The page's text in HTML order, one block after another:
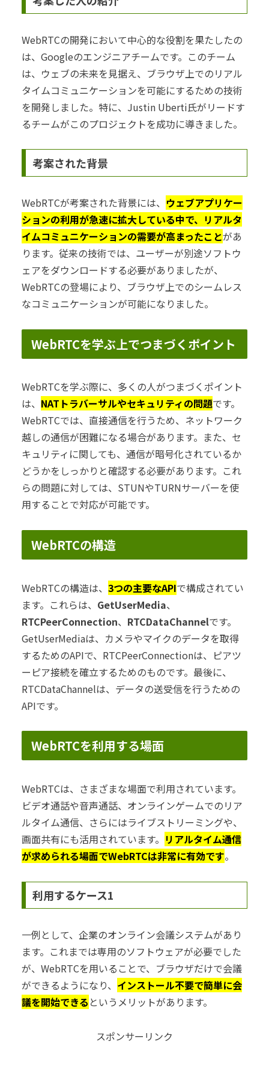
WebRTCの開発において中心的な役割を果たしたの
は、Googleのエンジニアチームです。このチーム
は、ウェブの未来を見据え、ブラウザ上でのリアル
タイムコミュニケーションを可能にするための技術
を開発しました。特に、Justin Uberti氏がリードす
るチームがこのプロジェクトを成功に導きました。
考案された背景
WebRTCが考案された背景には、 ウェブアプリケー
ションの利用が急速に拡大している中で、リアルタ
イムコミュニケーションの需要が高まったことがあ
ります。従来の技術では、ユーザーが別途ソフトウ
ェアをダウンロードする必要がありましたが、
WebRTCの登場により、ブラウザ上でのシームレス
なコミュニケーションが可能になりました。
WebRTCを学ぶ上でつまづくポイント
WebRTCを学ぶ際に、多くの人がつまづくポイント
は、 NATトラバーサルやセキュリティの問題です。
WebRTCでは、直接通信を行うため、ネットワーク
越しの通信が困難になる場合があります。また、セ
キュリティに関しても、通信が暗号化されているか
どうかをしっかりと確認する必要があります。これ
らの問題に対しては、STUNやTURNサーバーを使
用することで対応が可能です。
WebRTCの構造
WebRTCの構造は、 3つの主要なAPIで構成されてい
ます。これらは、 GetUserMedia、
RTCPeerConnection、 RTCDataChannelです。
GetUserMediaは、カメラやマイクのデータを取得
するためのAPIで、RTCPeerConnectionは、ピアツ
ーピア接続を確立するためのものです。最後に、
RTCDataChannelは、データの送受信を行うための
APIです。
WebRTCを利用する場面
WebRTCは、さまざまな場面で利用されています。
ビデオ通話や音声通話、オンラインゲームでのリア
ルタイム通信、さらにはライブストリーミングや、
画面共有にも活用されています。 リアルタイム通信
が求められる場面でWebRTCは非常に有効です。
利用するケース1
一例として、企業のオンライン会議システムがあり
ます。これまでは専用のソフトウェアが必要でした
が、WebRTCを用いることで、ブラウザだけで会議
ができるようになり、 インストール不要で簡単に会
議を開始できる というメリットがあります。
スポンサーリンク